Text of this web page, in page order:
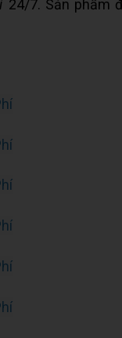
24/7. Sản phẩm